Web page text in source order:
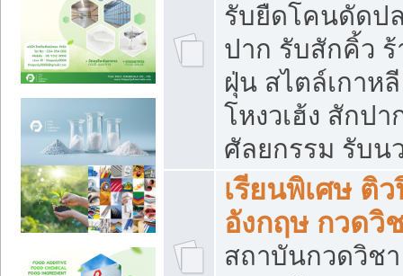
รับยืดโคนดัดป
ปาก รับสักคิ้ว
ฝุ่น สไตล์เกาห
โหงวเฮ้ง สักป
ศัลยกรรม รับน
เรียนพิเศษ ติ
อังกฤษ กวดวิ
สถาบันกวดวิช